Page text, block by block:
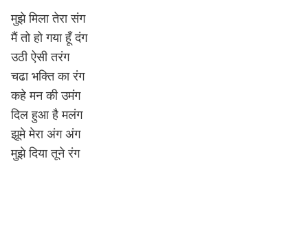
मुझे मिला तेरा संग
मैं तो हो गया हूँ दंग
उठी ऐसी तरंग
चढा भक्ति का रंग
कहे मन की उमंग
दिल हुआ है मलंग
झूमे मेरा अंग अंग
मुझे दिया तूने रंग